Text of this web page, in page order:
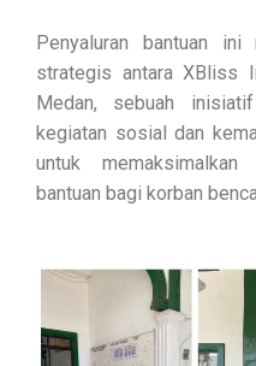
Penyaluran bantuan ini
strategis antara XBliss
Medan, sebuah
kegiatan sosial dan
untuk
bantuan bagi korban